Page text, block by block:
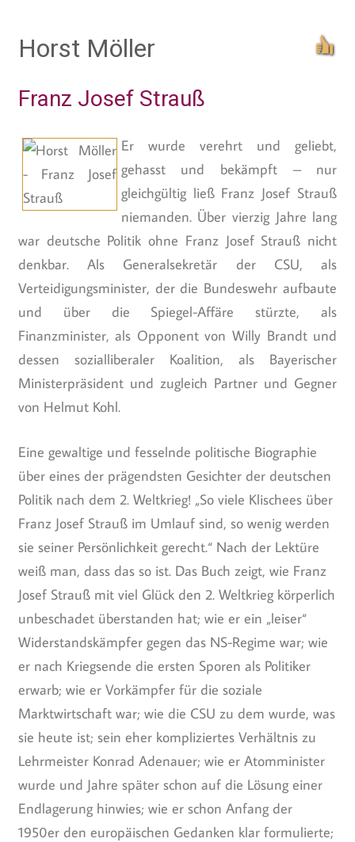
Horst Möller
Franz Josef Strauß
Er wurde verehrt und geliebt,
gehasst und bekämpft – nur
gleichgültig ließ Franz Josef Strauß
niemanden. Über vierzig Jahre lang
war deutsche Politik ohne Franz Josef Strauß nicht
denkbar. Als Generalsekretär der CSU, als
Verteidigungsminister, der die Bundeswehr aufbaute
und über die Spiegel-Affäre stürzte, als
Finanzminister, als Opponent von Willy Brandt und
dessen sozialliberaler Koalition, als Bayerischer
Ministerpräsident und zugleich Partner und Gegner
von Helmut Kohl.
Eine gewaltige und fesselnde politische Biographie
über eines der prägendsten Gesichter der deutschen
Politik nach dem 2. Weltkrieg! „So viele Klischees über
Franz Josef Strauß im Umlauf sind, so wenig werden
sie seiner Persönlichkeit gerecht.“ Nach der Lektüre
weiß man, dass das so ist. Das Buch zeigt, wie Franz
Josef Strauß mit viel Glück den 2. Weltkrieg körperlich
unbeschadet überstanden hat; wie er ein „leiser“
Widerstandskämpfer gegen das NS-Regime war; wie
er nach Kriegsende die ersten Sporen als Politiker
erwarb; wie er Vorkämpfer für die soziale
Marktwirtschaft war; wie die CSU zu dem wurde, was
sie heute ist; sein eher kompliziertes Verhältnis zu
Lehrmeister Konrad Adenauer; wie er Atomminister
wurde und Jahre später schon auf die Lösung einer
Endlagerung hinwies; wie er schon Anfang der
1950er den europäischen Gedanken klar formulierte;